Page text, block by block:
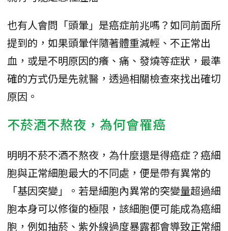
也有人會問「頭暈」是癌症前兆嗎？如同前面所
提到的，如果頭暈伴隨著體重減輕、不正常出
血，或是不明原因的癢、痛、發燒等症狀，最準
確的方式仍是先就醫，透過相關檢查來找出確切
原因。
不菸酒不熬夜，為何會罹癌
明明不菸不酒不熬夜，為什麼還是得癌症？癌細
胞與正常細胞最大的不同處，便是帶有異常的
「基因突變」。若是細胞內異常的突變量超過細
胞本身可以修復的極限，該細胞便可能成為癌細
胞，例如抽菸、紫外線過度暴露都會導致正常細